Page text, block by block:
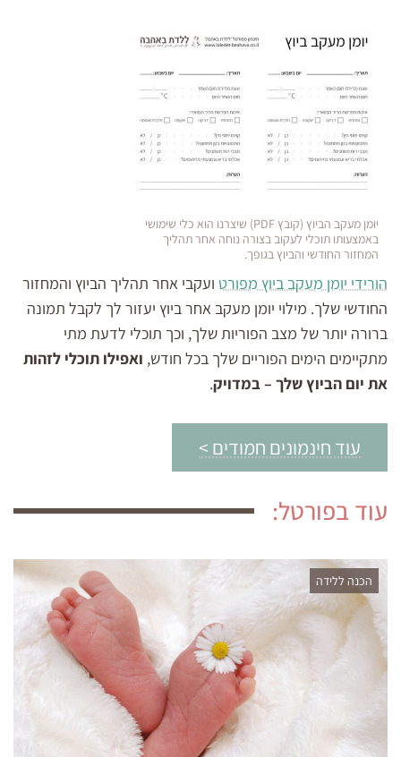
יומן מעקב הביוץ (קובץ PDF) שיצרנו הוא כלי שימושי
באמצעותו תוכלי לעקוב בצורה נוחה אחר תהליך
המחזור החודשי והביוץ בגופך.
הורידי יומן מעקב ביוץ מפורט ועקבי אחר תהליך הביוץ והמחזור
החודשי שלך. מילוי יומן מעקב אחר ביוץ יעזור לך לקבל תמונה
ברורה יותר של מצב הפוריות שלך, וכך תוכלי לדעת מתי
מתקיימים הימים הפוריים שלך בכל חודש, ואפילו תוכלי לזהות
את יום הביוץ שלך – במדויק.
עוד חינמונים חמודים >
עוד בפורטל:
הכנה ללידה